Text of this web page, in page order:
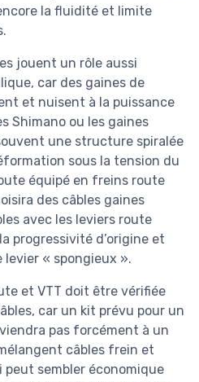
la fluidité et limite
jouent un rôle aussi
car des gaines de
et nuisent à la puissance
Shimano ou les gaines
une structure spiralée
sous la tension du
équipé en freins route
des câbles gaines
avec les leviers route
progressivité d’origine et
« spongieux ».
et VTT doit être vérifiée
car un kit prévu pour un
pas forcément à un
câbles frein et
peut sembler économique